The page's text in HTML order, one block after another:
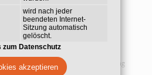
wird nach jeder
beendeten Internet-
Sitzung automatisch
gelöscht.
zum Datenschutz
akzeptieren
Mittwoch Donnerstag Freitag